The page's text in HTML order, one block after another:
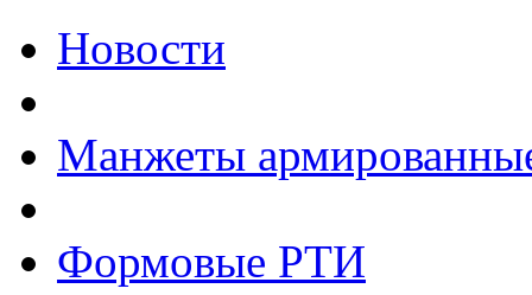
Новости
Манжеты
Формовые РТИ